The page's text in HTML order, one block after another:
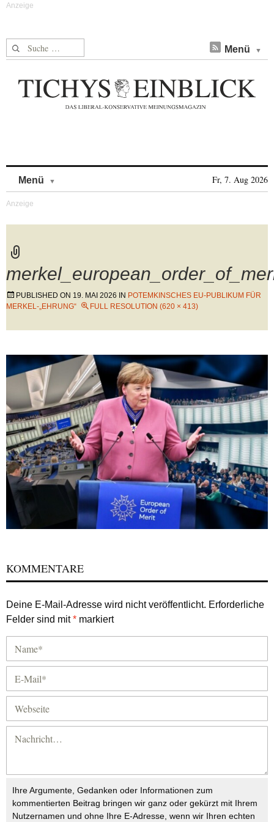
Suche nach: Menü
Menü Fr, 7. Aug 2026
PUBLISHED ON 19. MAI 2026 IN POTEMKINSCHES EU-PUBLIKUM FÜR
MERKEL-„EHRUNG“
FULL RESOLUTION (620 × 413)
KOMMENTARE
Deine E-Mail-Adresse wird nicht veröffentlicht. Erforderliche
Felder sind mit* markiert
Ihre Argumente, Gedanken oder Informationen zum
kommentierten Beitrag bringen wir ganz oder gekürzt mit Ihrem
Nutzernamen und ohne Ihre E-Adresse, wenn wir Ihren echten